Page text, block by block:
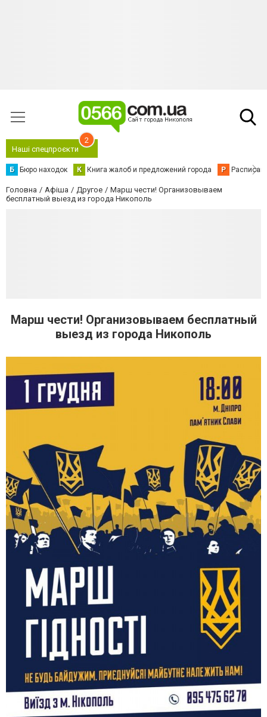
Наші спецпроєкти
2
Б Бюро находок К Книга жалоб и предложений города Р
Головна Афіша Другое
Марш чести! Организовываем
бесплатный выезд из города Никополь
Марш чести! Организовываем бесплатный
выезд из города Никополь